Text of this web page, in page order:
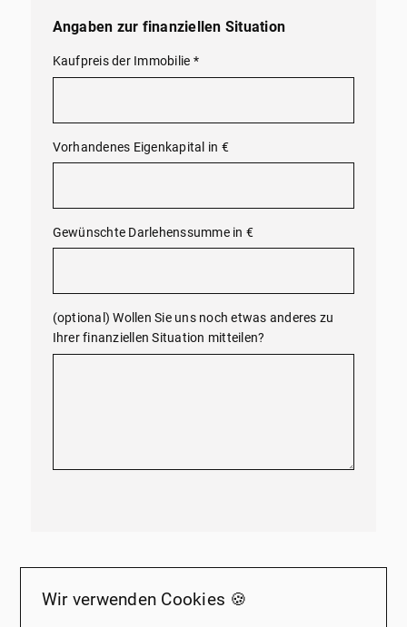
Angaben zur finanziellen Situation
Kaufpreis der Immobilie *
Vorhandenes Eigenkapital in €
Gewünschte Darlehenssumme in €
(optional) Wollen Sie uns noch etwas anderes zu
Ihrer finanziellen Situation mitteilen?
Sonstige Informationen
Wir verwenden Cookies 🍪